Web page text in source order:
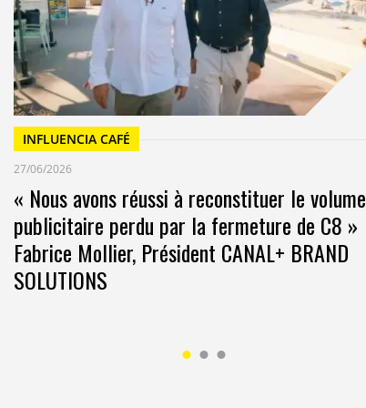
INFLUENCIA CAFÉ
27/06/2026
« Nous avons réussi à reconstituer le volume
publicitaire perdu par la fermeture de C8 »
Fabrice Mollier, Président CANAL+ BRAND
SOLUTIONS